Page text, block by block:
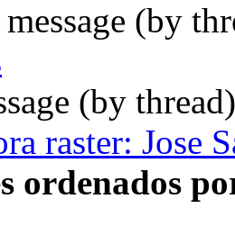
(by
(by
raster: Jose
ordenados